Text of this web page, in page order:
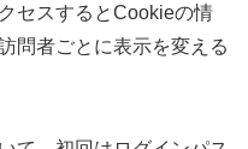
セスするとCookieの情
問者ごとに表示を変える